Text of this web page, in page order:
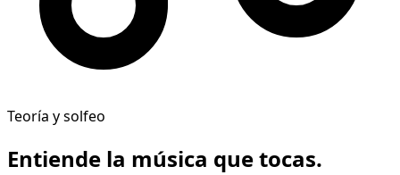
Teoría y solfeo
Entiende la música que tocas.